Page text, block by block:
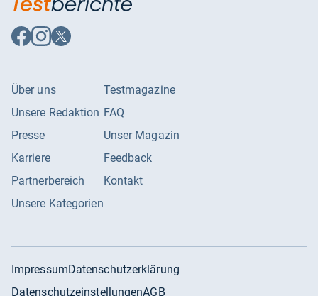
Auf
Facebook
Auf
Instagram
Auf
X
Über uns
Unsere Redaktion
Presse
Karriere
Partnerbereich
Unsere Kategorien
Testmagazine
FAQ
Unser Magazin
Feedback
Kontakt
ImpressumDatenschutzerklärung
DatenschutzeinstellungenAGB